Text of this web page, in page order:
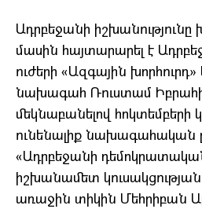
Ադրբեջանի իշխանությունը
մասին հայտարարել է
ուժերի «Ազգային
նախագահ Ռուստամ
մեկնաբանելով հոկտեմբերի
ունենալիք նախագահական
«Ադրբեջանի
իշխանամետ կուսակցության
առաջին տիկին Մեհրիբան